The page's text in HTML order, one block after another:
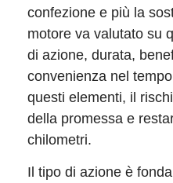
confezione e più la
motore va valutato su
di azione, durata,
convenienza nel
questi elementi, il
della promessa e
chilometri.
Il tipo di azione è